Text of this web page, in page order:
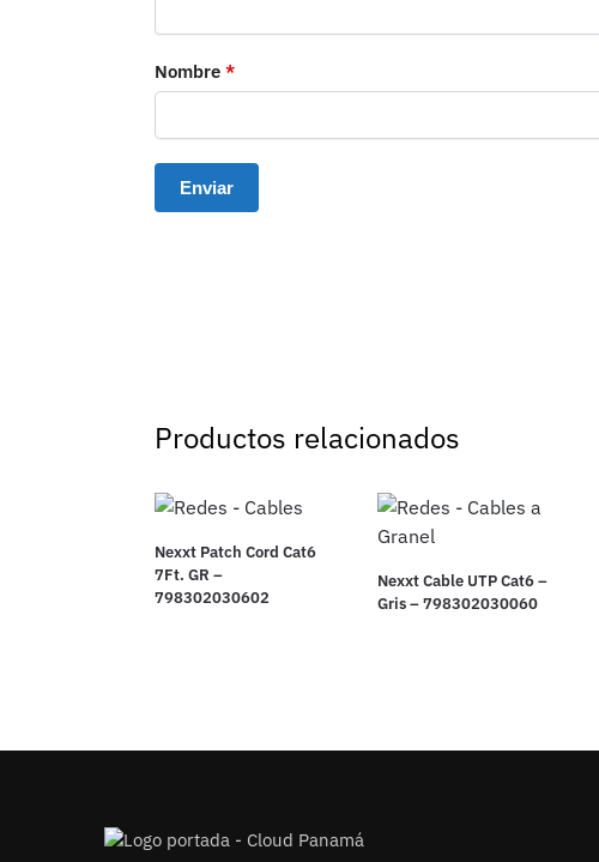
Nombre *
Productos relacionados
Nexxt Patch Cord Cat6
7Ft. GR –
798302030602
Nexxt Cable UTP Cat6 –
Gris – 798302030060